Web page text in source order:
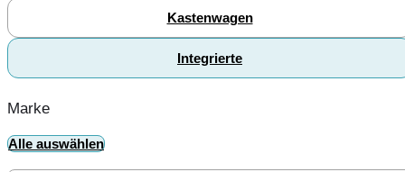
Kastenwagen
Integrierte
Marke
Alle auswählen